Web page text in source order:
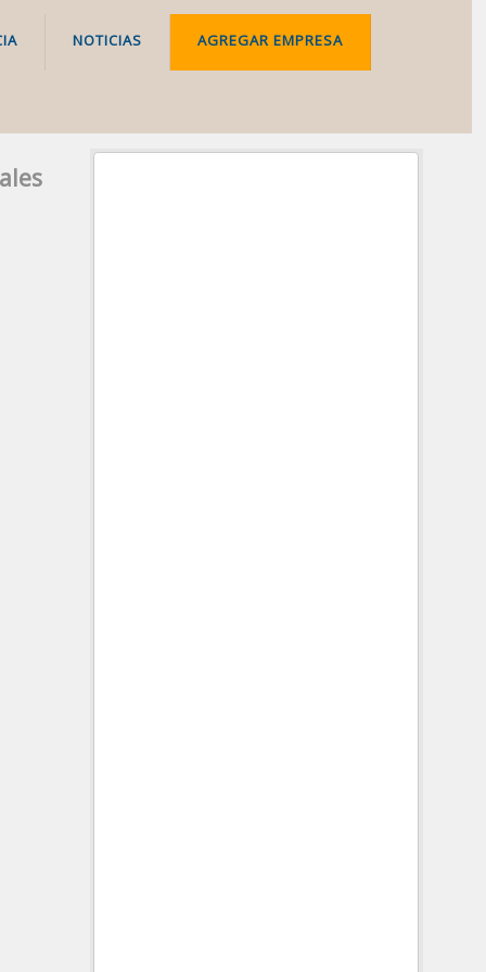
NOTICIAS AGREGAR EMPRESA